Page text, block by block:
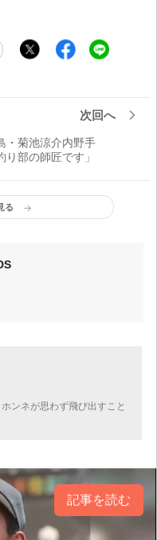
次回へ
・菊池涼介内野手
り部の師匠です」
る
ンネが思わず飛び出すこと
記事を読む